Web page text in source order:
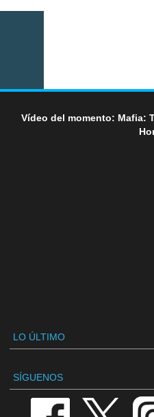
Vídeo del momento: Mafia:
LO ÚLTIMO
SÍGUENOS